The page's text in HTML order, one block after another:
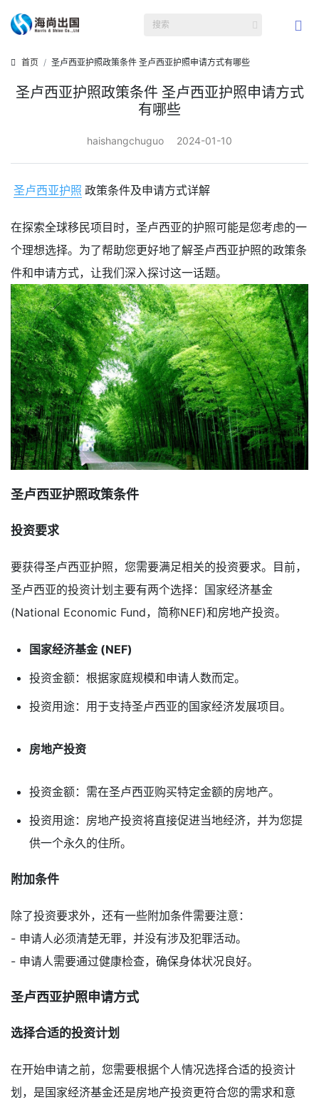
首页 圣卢西亚护照政策条件 圣卢西亚护照申请方式有哪些
圣卢西亚护照政策条件 圣卢西亚护照申请方式
有哪些
haishangchuguo 2024-01-10
圣卢西亚护照 政策条件及申请方式详解
在探索全球移民项目时，圣卢西亚的护照可能是您考虑的一
个理想选择。为了帮助您更好地了解圣卢西亚护照的政策条
件和申请方式，让我们深入探讨这一话题。
圣卢西亚护照政策条件
投资要求
要获得圣卢西亚护照，您需要满足相关的投资要求。目前，
圣卢西亚的投资计划主要有两个选择：国家经济基金
(National Economic Fund，简称NEF)和房地产投资。
国家经济基金 (NEF)
投资金额：根据家庭规模和申请人数而定。
投资用途：用于支持圣卢西亚的国家经济发展项目。
房地产投资
投资金额：需在圣卢西亚购买特定金额的房地产。
投资用途：房地产投资将直接促进当地经济，并为您提
供一个永久的住所。
附加条件
除了投资要求外，还有一些附加条件需要注意：
- 申请人必须清楚无罪，并没有涉及犯罪活动。
- 申请人需要通过健康检查，确保身体状况良好。
圣卢西亚护照申请方式
选择合适的投资计划
在开始申请之前，您需要根据个人情况选择合适的投资计
划，是国家经济基金还是房地产投资更符合您的需求和意